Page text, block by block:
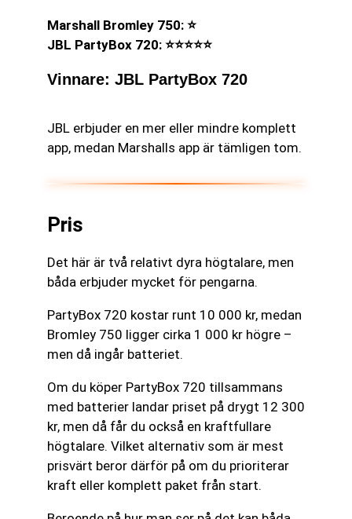
Marshall Bromley 750: ⭐
JBL PartyBox 720: ⭐⭐⭐⭐⭐
Vinnare: JBL PartyBox 720
JBL erbjuder en mer eller mindre komplett
app, medan Marshalls app är tämligen tom.
Pris
Det här är två relativt dyra högtalare, men
båda erbjuder mycket för pengarna.
PartyBox 720 kostar runt 10 000 kr, medan
Bromley 750 ligger cirka 1 000 kr högre –
men då ingår batteriet.
Om du köper PartyBox 720 tillsammans
med batterier landar priset på drygt 12 300
kr, men då får du också en kraftfullare
högtalare. Vilket alternativ som är mest
prisvärt beror därför på om du prioriterar
kraft eller komplett paket från start.